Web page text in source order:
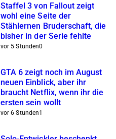
Staffel 3 von Fallout zeigt
wohl eine Seite der
Stählernen Bruderschaft, die
bisher in der Serie fehlte
vor 5 Stunden0
GTA 6 zeigt noch im August
neuen Einblick, aber ihr
braucht Netflix, wenn ihr die
ersten sein wollt
vor 6 Stunden1